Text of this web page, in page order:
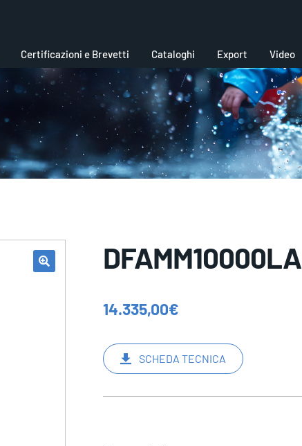
Certificazioni e Brevetti Cataloghi Export Video
DFAMM10000LA
14.335,00€
SCHEDA TECNICA